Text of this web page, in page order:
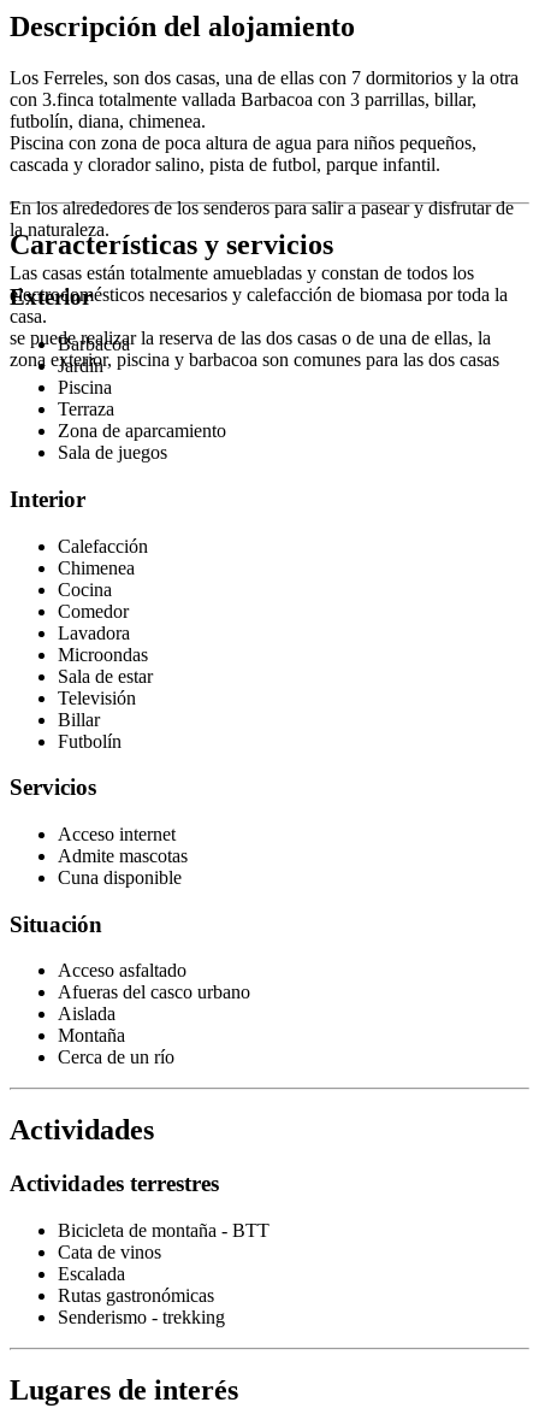
Descripción del alojamiento
Los Ferreles, son dos casas, una de ellas con 7 dormitorios y la otra
con 3.finca totalmente vallada Barbacoa con 3 parrillas, billar,
futbolín, diana, chimenea.
Piscina con zona de poca altura de agua para niños pequeños,
cascada y clorador salino, pista de futbol, parque infantil.
En los alrededores de los senderos para salir a pasear y disfrutar de
la naturaleza.
Las casas están totalmente amuebladas y constan de todos los
electrodomésticos necesarios y calefacción de biomasa por toda la
casa.
se puede realizar la reserva de las dos casas o de una de ellas, la
zona exterior, piscina y barbacoa son comunes para las dos casas
Características y servicios
Exterior
Barbacoa
Jardín
Piscina
Terraza
Zona de aparcamiento
Sala de juegos
Interior
Calefacción
Chimenea
Cocina
Comedor
Lavadora
Microondas
Sala de estar
Televisión
Billar
Futbolín
Servicios
Acceso internet
Admite mascotas
Cuna disponible
Situación
Acceso asfaltado
Afueras del casco urbano
Aislada
Montaña
Cerca de un río
Actividades
Actividades terrestres
Bicicleta de montaña - BTT
Cata de vinos
Escalada
Rutas gastronómicas
Senderismo - trekking
Lugares de interés